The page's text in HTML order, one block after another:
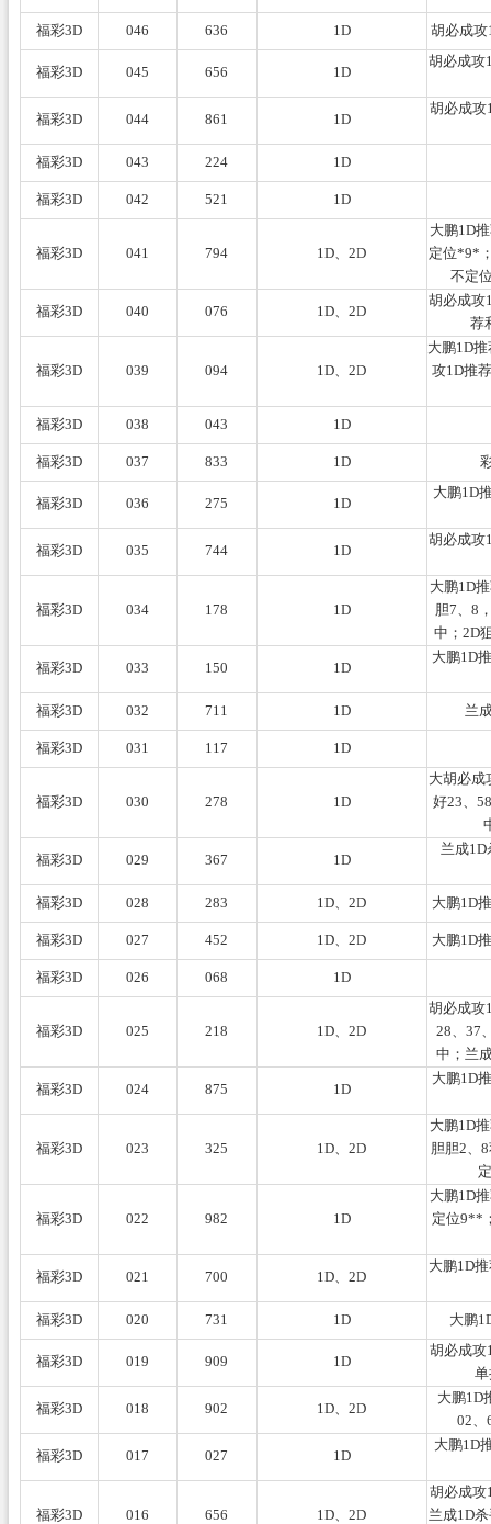
福彩3D 046 636 1D 胡必成
福彩3D 045 656 1D
胡必成攻
福彩3D 044 861 1D
胡必成攻
福彩3D 043 224 1D
福彩3D 042 521 1D
福彩3D 041 794 1D、2D
大鹏1D
定位*9*
不定
福彩3D 040 076 1D、2D
胡必成攻
荐
福彩3D 039 094 1D、2D
大鹏1D
攻1D推
福彩3D 038 043 1D
福彩3D 037 833 1D
福彩3D 036 275 1D
大鹏1D
福彩3D 035 744 1D
胡必成攻
福彩3D 034 178 1D
大鹏1D
胆7、8
中；2D
福彩3D 033 150 1D
大鹏1D
福彩3D 032 711 1D 兰
福彩3D 031 117 1D
福彩3D 030 278 1D
大胡必成
好23、
福彩3D 029 367 1D
兰成
福彩3D 028 283 1D、2D 大鹏1D
福彩3D 027 452 1D、2D 大鹏1D
福彩3D 026 068 1D
福彩3D 025 218 1D、2D
胡必成攻
28、37
中；兰
福彩3D 024 875 1D
大鹏1D
福彩3D 023 325 1D、2D
大鹏1D
胆胆2、
福彩3D 022 982 1D
大鹏1D
定位9**
福彩3D 021 700 1D、2D
大鹏1D
福彩3D 020 731 1D 大鹏
福彩3D 019 909 1D
胡必成攻
福彩3D 018 902 1D、2D
大鹏1D
02、
福彩3D 017 027 1D
大鹏1D
福彩3D 016 656 1D、2D
胡必成攻
兰成1D